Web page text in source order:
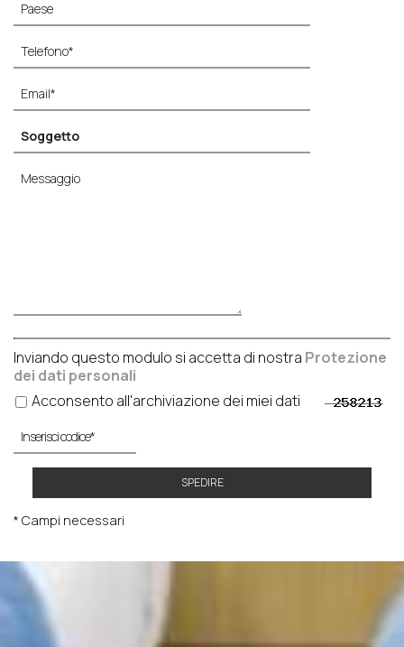
Inviando questo modulo si accetta di nostra Protezione
dei dati personali
Acconsento all'archiviazione dei miei dati
SPEDIRE
* Campi necessari